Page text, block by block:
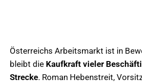
Österreichs Arbeitsmarkt ist in
bleibt die Kaufkraft vieler
Strecke. Roman Hebenstreit,